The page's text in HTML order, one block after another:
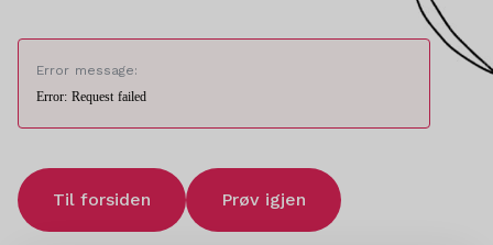
Error message:
Error: Request failed
Til forsiden Prøv igjen